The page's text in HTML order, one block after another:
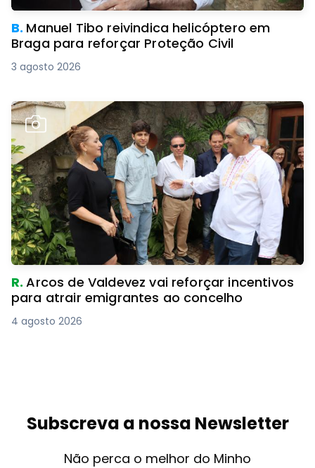
B. Manuel Tibo reivindica helicóptero em
Braga para reforçar Proteção Civil
3 agosto 2026
R.Arcos de Valdevez vai reforçar incentivos
para atrair emigrantes ao concelho
4 agosto 2026
Subscreva a nossa Newsletter
Não perca o melhor do Minho